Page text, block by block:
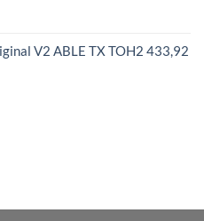
V2 ABLE TX TOH2 433,92